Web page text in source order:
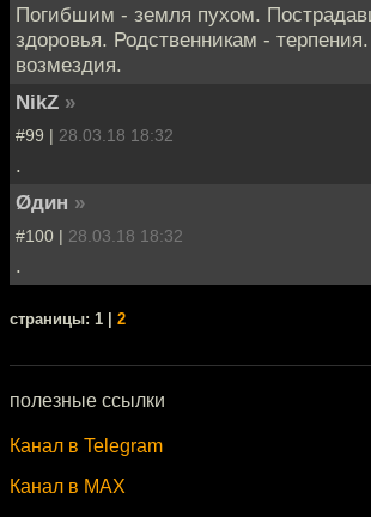
Погибшим - земля пухом.
здоровья. Родственникам -
возмездия.
NikZ »
#99 | 28.03.18 18:32
.
Øдин »
#100 | 28.03.18 18:32
.
cтраницы: 1 | 2
полезные ссылки
Канал в Telegram
Канал в MAX